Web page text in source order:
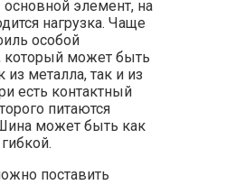
элемент, на
нагрузка. Чаще
особой
который может быть
из металла, так и из
есть контактный
питаются
может быть как